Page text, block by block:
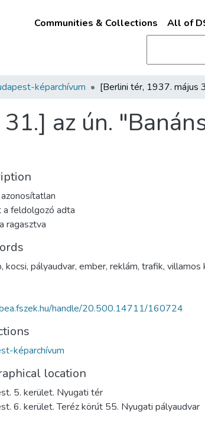
Communities & Collections All of
képarchívum
az ún.
a feldolgozó adta
ragasztva
, kocsi, pályaudvar, ember, reklám, trafik, villamos
handle/20.500.14711/160724
képarchívum
location
5. kerület. Nyugati tér
6. kerület. Teréz körút 55. Nyugati pályaudvar